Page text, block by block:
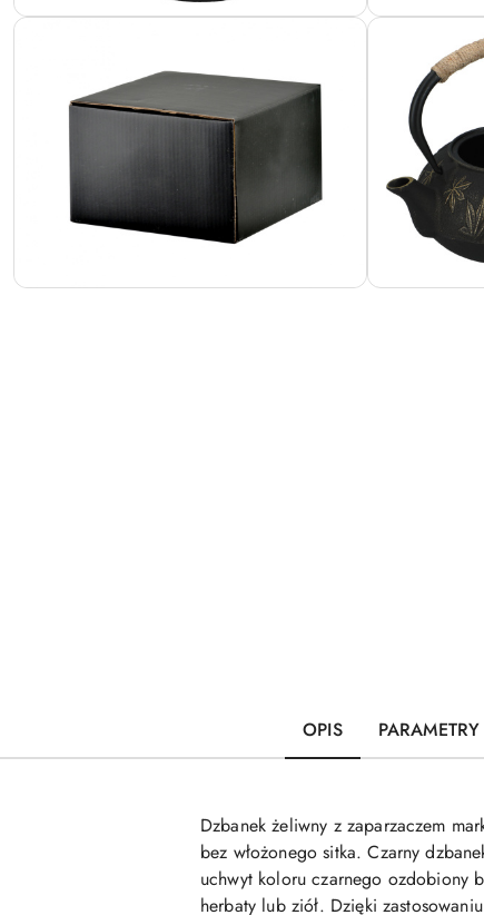
OPIS PARAMETRY
Dzbanek żeliwny z zaparzaczem
bez włożonego sitka. Czarny
uchwyt koloru czarnego ozdobiony
herbaty lub ziół. Dzięki